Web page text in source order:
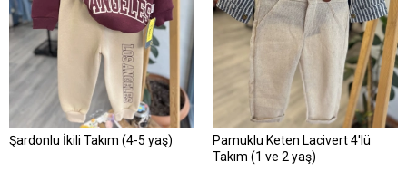
Şardonlu İkili Takım (4-5 yaş)
Pamuklu Keten Lacivert 4'lü
Takım (1 ve 2 yaş)